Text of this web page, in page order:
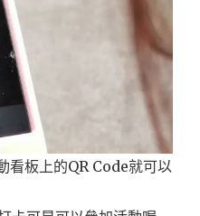
看板上的QR Code就可以